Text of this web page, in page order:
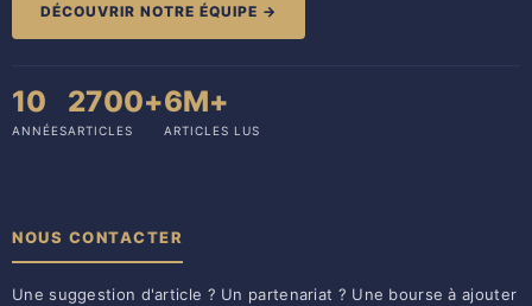
DÉCOUVRIR NOTRE ÉQUIPE →
10
ANNÉES
2700+
ARTICLES
6M+
ARTICLES LUS
NOUS CONTACTER
Une suggestion d'article ? Un partenariat ? Une bourse à ajouter